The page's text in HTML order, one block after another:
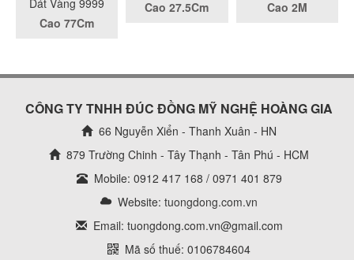
Dát Vàng 9999
Cao 77Cm
Cao 27.5Cm
Cao 2M
CÔNG TY TNHH ĐÚC ĐỒNG MỸ NGHỆ HOÀNG GIA
66 Nguyễn Xiển - Thanh Xuân - HN
879 Trường Chinh - Tây Thạnh - Tân Phú - HCM
Mobile: 0912 417 168 / 0971 401 879
Website: tuongdong.com.vn
Email: tuongdong.com.vn@gmail.com
Mã số thuế: 0106784604